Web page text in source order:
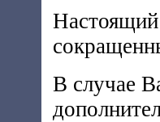
Настоящий
В случае